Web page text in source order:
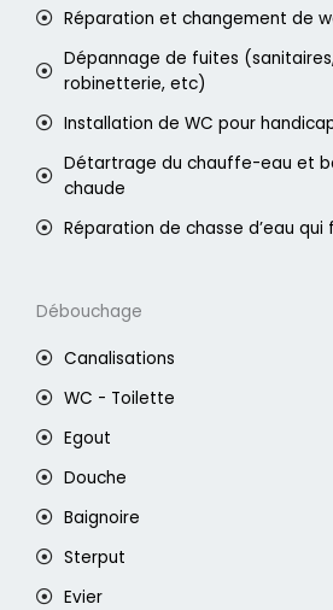
Réparation et changement de
Dépannage de fuites
robinetterie, etc)
Installation de WC pour
Détartrage du chauffe-eau et
chaude
Réparation de chasse d’eau qui
Débouchage
Canalisations
WC - Toilette
Egout
Douche
Baignoire
Sterput
Evier